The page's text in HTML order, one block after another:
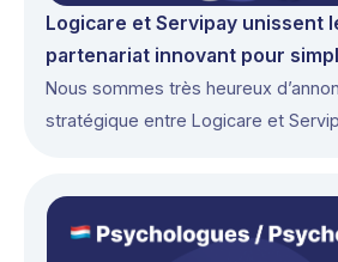
Logicare et Servipay unissent
partenariat innovant pour
paiements
Nous sommes très heureux
stratégique entre Logicare et